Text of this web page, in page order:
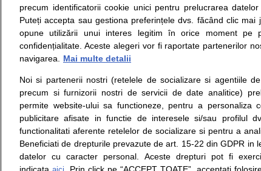
Opiniile avizate ale medicilor, sfaturile si orice
nici diagnosticul stabilit in urma investigatiilor
ii punem la dispozitie pentru programare in
Despre noi
Contact
Intrebari frecvente
Consultanti
medicali
Termeni si conditii
Politica de
confidentialitate
Politica de cookie
Modifica Setarile
precum identificatorii cookie unici pentru prelucrarea
Puteți accepta sau gestiona preferințele dvs. făcând clic mai
opune utilizării unui interes legitim în orice moment pe
confidențialitate. Aceste alegeri vor fi raportate partenerilor
navigarea.
Mai multe detalii
Noi si partenerii nostri (retelele de socializare si agentiile
precum si furnizorii nostri de servicii de date analitice)
permite website-ului sa functioneze, pentru a personaliza
publicitare afisate in functie de interesele si/sau profilul
functionalitati aferente retelelor de socializare si pentru a
Beneficiati de drepturile prevazute de art. 15-22 din GDPR in
datelor cu caracter personal. Aceste drepturi pot fi